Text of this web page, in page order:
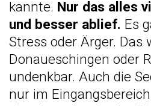
kannte. Nur das alles
und besser ablief. Es
Stress oder Ärger. Das
Donaueschingen oder
undenkbar. Auch die
nur im